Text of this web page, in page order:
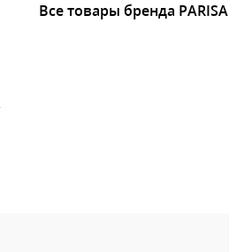
Все товары бренда PARISA